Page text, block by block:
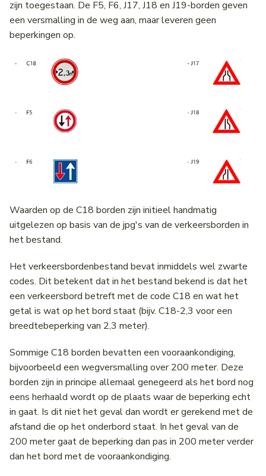
zijn toegestaan. De F5, F6, J17, J18 en J19-borden geven
een versmalling in de weg aan, maar leveren geen
beperkingen op.
Waarden op de C18 borden zijn initieel handmatig
uitgelezen op basis van de jpg's van de verkeersborden in
het bestand.
Het verkeersbordenbestand bevat inmiddels wel zwarte
codes. Dit betekent dat in het bestand bekend is dat het
een verkeersbord betreft met de code C18 en wat het
getal is wat op het bord staat (bijv. C18-2,3 voor een
breedtebeperking van 2,3 meter).
Sommige C18 borden bevatten een vooraankondiging,
bijvoorbeeld een wegversmalling over 200 meter. Deze
borden zijn in principe allemaal genegeerd als het bord nog
eens herhaald wordt op de plaats waar de beperking echt
in gaat. Is dit niet het geval dan wordt er gerekend met de
afstand die op het onderbord staat. In het geval van de
200 meter gaat de beperking dan pas in 200 meter verder
dan het bord met de vooraankondiging.